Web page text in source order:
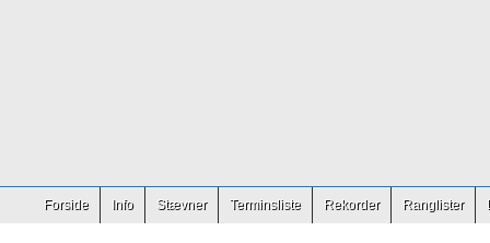
Forside Info Stævner Terminsliste Rekorder Ranglister